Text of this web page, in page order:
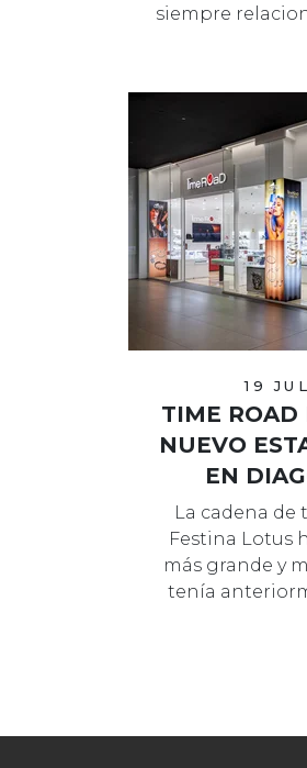
siempre
19
TIME ROAD
NUEVO
EN
La cadena de
Festina Lotus
más grande y
tenía